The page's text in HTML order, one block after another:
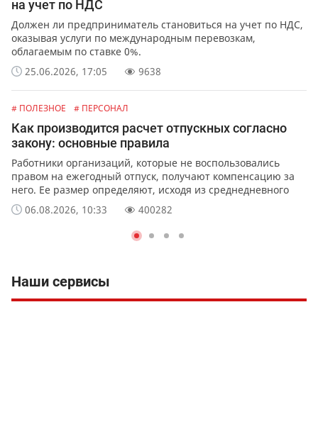
на учет по НДС
Должен ли предприниматель становиться на учет по НДС,
оказывая услуги по международным перевозкам,
облагаемым по ставке 0%.
25.06.2026, 17:05
9638
# ПОЛЕЗНОЕ # ПЕРСОНАЛ
Как производится расчет отпускных согласно
закону: основные правила
Работники организаций, которые не воспользовались
правом на ежегодный отпуск, получают компенсацию за
него. Ее размер определяют, исходя из среднедневного
заработка сотрудника.
06.08.2026, 10:33 400282
Наши сервисы